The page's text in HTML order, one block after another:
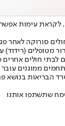
עימות
פגיעת הטיל
חולים אחרים
ממוגנים
הבריאות
שתשתפו אותנו